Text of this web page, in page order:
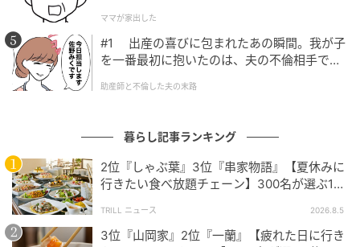
今回の1位に輝いたのは、スバルの
した。
支持された最大の理由は、スバル伝統の「水平対向エ
と、そして長距離走っても疲れにくい乗り心地が多く
のユーザーに評価されていました
水平対向エンジンによる低重心設計で、車体のふらつきが少な
ママが家出した
#1 出産の喜びに包まれたあの瞬間。我が子
を一番最初に抱いたのは、夫の不倫相手でし
助産師と不倫した夫の末路
暮らし記事ランキング
2位『しゃぶ葉』3位『串家物語』【夏休みに
行きたい食べ放題チェーン】300名が選ぶ1位
TRILL ニュース 2026.8.5
3位『山岡家』2位『一蘭』【疲れた日に行き